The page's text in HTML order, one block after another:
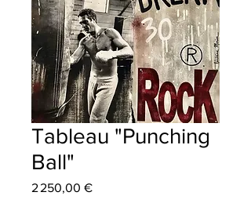
Tableau "Punching
Ball"
2 250,00 €Prix